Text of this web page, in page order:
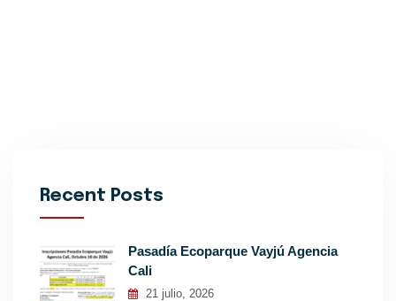
Recent Posts
Pasadía Ecoparque Vayjú Agencia
Cali
21 julio, 2026